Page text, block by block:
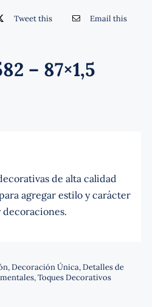
Tweet this Email this
– 87×1,5
de alta calidad
agregar estilo y carácter
decoraciones.
,Decoración Única,Detalles de
,Toques Decorativos